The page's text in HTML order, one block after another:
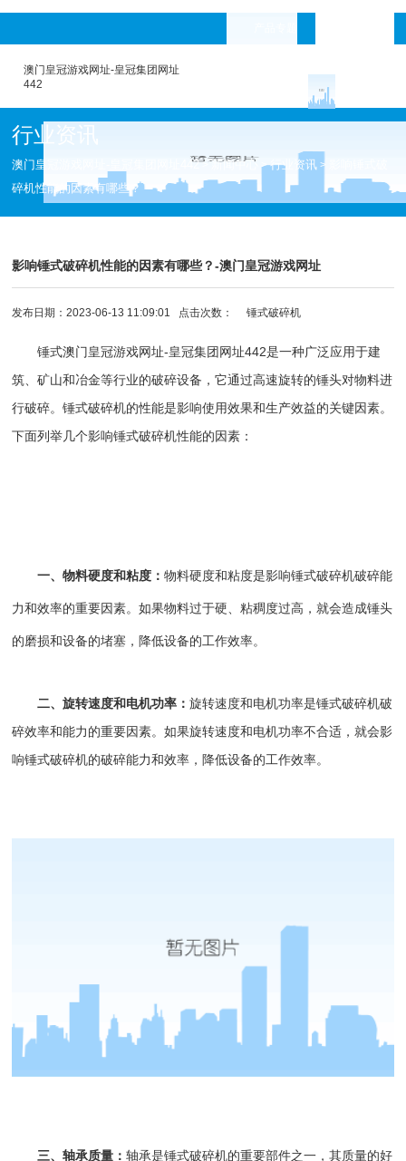
澳门皇冠游戏网址-皇冠集团网址
442
行业资讯
澳门皇冠游戏网址-皇冠集团网址442>新闻中心 >行业资讯 >
碎机性能的因素有哪些？
影响锤式破碎机性能的因素有哪些？-澳门皇冠游戏网址
发布日期：2023-06-13 11:09:01 点击次数：锤式破碎机
锤式澳门皇冠游戏网址-皇冠集团网址442是一种广泛应用于建
筑、矿山和冶金等行业的破碎设备 ，它通过高速旋转的锤头对物料进
行破碎。锤式破碎机的性能是影响使用效果和生产效益的关键因素。
下面列举几个影响锤式破碎机性能的因素：
一、物料硬度和粘度：物料硬度和粘度是影响锤式破碎机破碎能
力和效率的重要因素。如果物料过于硬、粘稠度过高，就会造成锤头
的磨损和设备的堵塞，降低设备的工作效率。
二、旋转速度和电机功率：旋转速度和电机功率是锤式破碎机破
碎效率和能力的重要因素。如果旋转速度和电机功率不合适，就会影
响锤式破碎机的破碎能力和效率，降低设备的工作效率。
三、轴承质量：轴承是锤式破碎机的重要部件之一，其质量的好